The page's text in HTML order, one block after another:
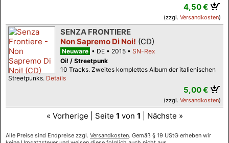
4,50 €
(zzgl. Versandkosten)
SENZA FRONTIERE
Non Sapremo Di Noi! (CD)
Neuware DE 2015
SN-Rex
Oi! / Streetpunk
10 Tracks. Zweites komplettes Album der italienischen
Streetpunks. Details
5,00 €
(zzgl. Versandkosten)
« Vorherige | Seite 1 von 1 | Nächste »
Alle Preise sind Endpreise zzgl. Versandkosten. Gemäß § 19 UStG erheben wir